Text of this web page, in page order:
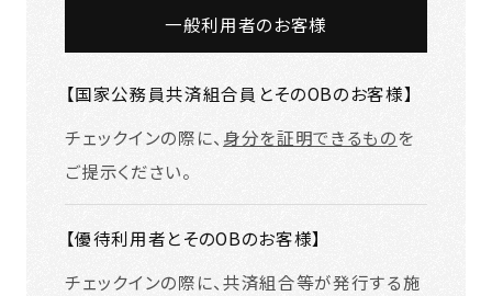
一般利用者のお客様
【国家公務員共済組合員とそのOBのお客様】
チェックインの際に、 身分を証明できるものを
ご提示ください。
【優待利用者とそのOBのお客様】
チェックインの際に、共済組合等が発行する施